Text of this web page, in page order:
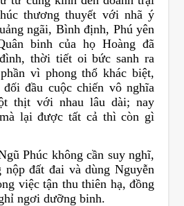
thương thuyết với nhã ý
ngãi, Bình định, Phú yên
binh của họ Hoàng đã
thời tiết oi bức sanh ra
vì phong thổ khác biệt,
đầu cuộc chiến vô nghĩa
thịt với nhau lâu dài; nay
lại được tất cả thì còn gì
Phúc không cần suy nghĩ,
nộp đất đai và dùng Nguyễn
việc tận thu thiên hạ, đồng
ngơi dưỡng binh.